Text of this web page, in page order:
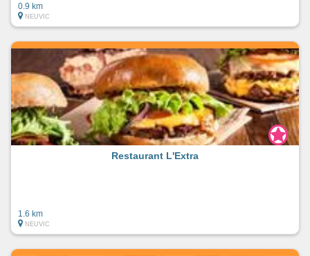
0.9 km
NEUVIC
Restaurant L'Extra
1.6 km
NEUVIC